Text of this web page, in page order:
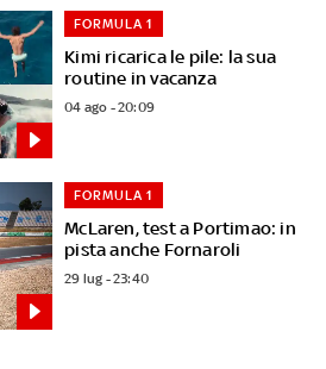
Kimi ricarica le pile: la sua
routine in vacanza
FORMULA 1
04 ago - 20:09
McLaren, test a Portimao: in
pista anche Fornaroli
FORMULA 1
29 lug - 23:40